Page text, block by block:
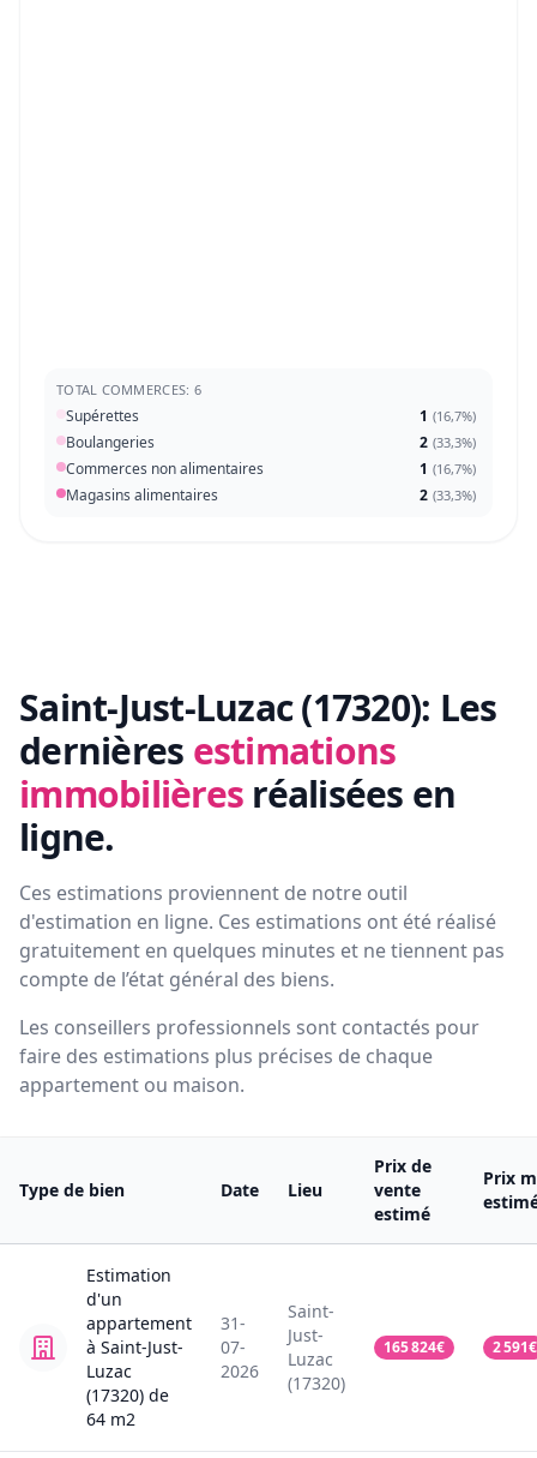
TOTAL COMMERCES: 6
Supérettes 1 (16,7%)
Boulangeries 2 (33,3%)
Commerces non alimentaires 1 (16,7%)
Magasins alimentaires 2 (33,3%)
Saint-Just-Luzac (17320): Les
dernières estimations
immobilières réalisées en
ligne.
Ces estimations proviennent de notre outil
d'estimation en ligne. Ces estimations ont été réalisé
gratuitement en quelques minutes et ne tiennent pas
compte de l’état général des biens.
Les conseillers professionnels sont contactés pour
faire des estimations plus précises de chaque
appartement ou maison.
Type de bien Date Lieu
Prix de
vente
estimé
Prix
Estimation
d'un
appartement
à Saint-Just-
Luzac
(17320) de
64 m2
31-
07-
2026
Saint-
Just-
Luzac
(17320)
165 824€ 2 591€